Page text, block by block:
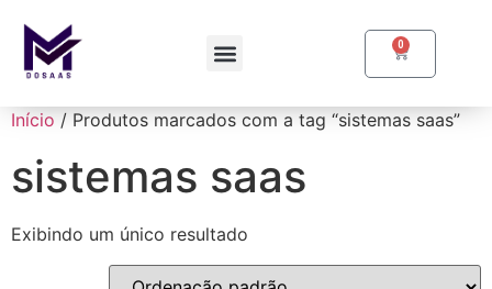
0
Início / Produtos marcados com a tag “sistemas saas”
sistemas saas
Exibindo um único resultado